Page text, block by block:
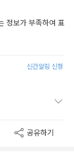
정보가 부족하여 표
신간알림 신청
공유하기